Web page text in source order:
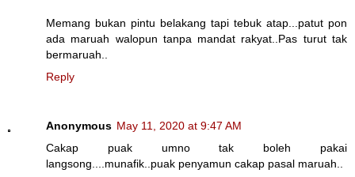
Memang bukan pintu belakang tapi tebuk atap...patut pon
ada maruah walopun tanpa mandat rakyat..Pas turut tak
bermaruah..
Reply
Anonymous May 11, 2020 at 9:47 AM
Cakap puak umno tak boleh pakai
langsong....munafik..puak penyamun cakap pasal maruah..